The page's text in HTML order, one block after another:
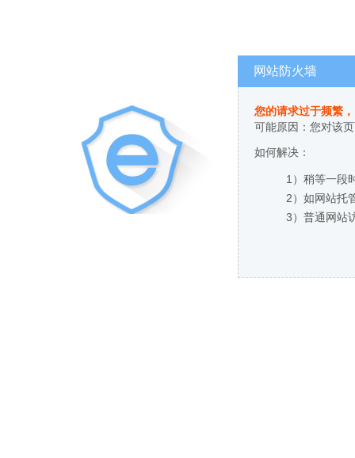
网站防火墙
您的请求过于频繁
可能原因：您对该
如何解决：
1）稍等一段
2）如网站托
3）普通网站